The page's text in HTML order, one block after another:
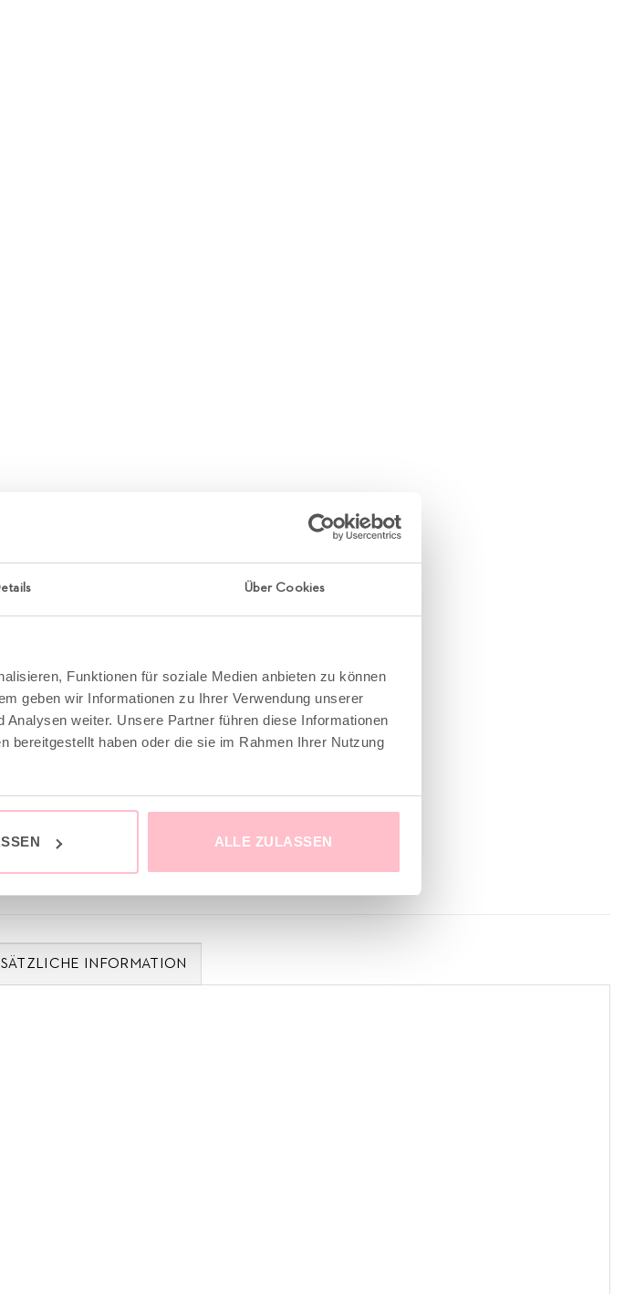
Über Cookies
Funktionen für soziale Medien anbieten zu können
geben wir Informationen zu Ihrer Verwendung unserer
weiter. Unsere Partner führen diese Informationen
bereitgestellt haben oder die sie im Rahmen Ihrer Nutzung
ALLE ZULASSEN
INFORMATION